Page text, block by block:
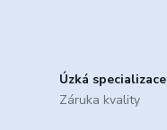
Úzká specializace
Záruka kvality